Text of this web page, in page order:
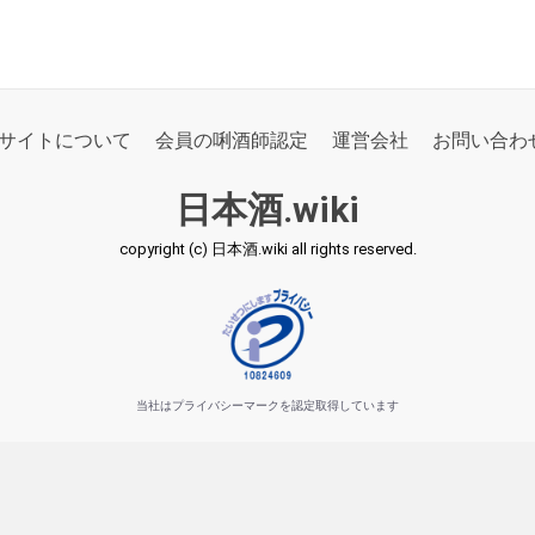
イトについて 会員の唎酒師認定 運営会社 お問い合わ
日本酒.wiki
copyright (c) 日本酒.wiki all rights reserved.
当社はプライバシーマークを認定取得しています